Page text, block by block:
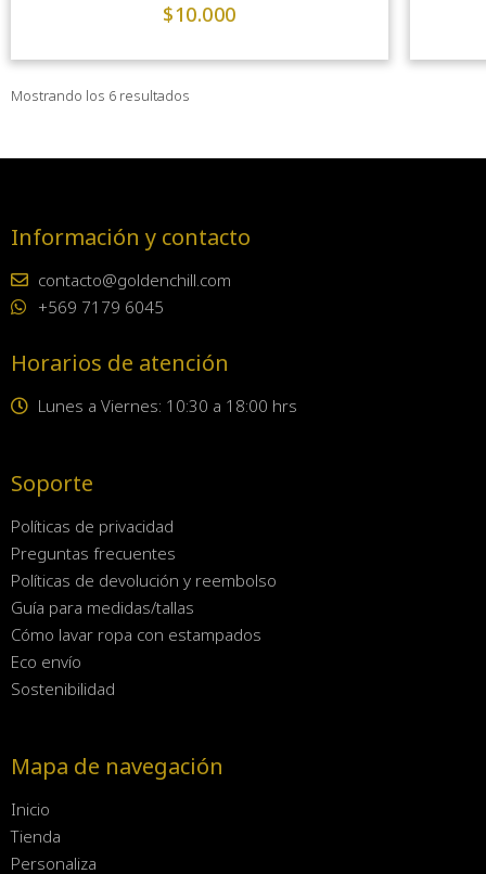
$10.000
Mostrando los 6 resultados
Información y contacto
contacto@goldenchill.com
+569 7179 6045
Horarios de atención
Lunes a Viernes: 10:30 a 18:00 hrs
Soporte
Políticas de privacidad
Preguntas frecuentes
Políticas de devolución y reembolso
Guía para medidas/tallas
Cómo lavar ropa con estampados
Eco envío
Sostenibilidad
Mapa de navegación
Inicio
Tienda
Personaliza